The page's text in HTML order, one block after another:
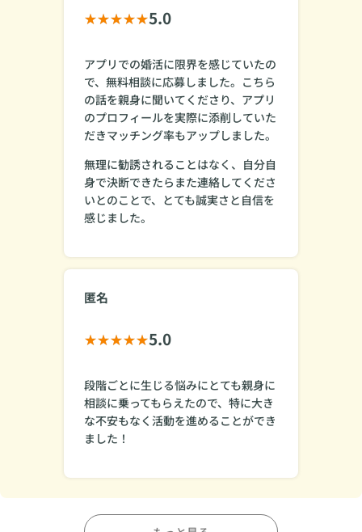
5.0
アプリでの婚活に限界を感じていたの
で、無料相談に応募しました。こちら
の話を親身に聞いてくださり、アプリ
のプロフィールを実際に添削していた
だきマッチング率もアップしました。
無理に勧誘されることはなく、自分自
身で決断できたらまた連絡してくださ
いとのことで、とても誠実さと自信を
感じました。
匿名
5.0
段階ごとに生じる悩みにとても親身に
相談に乗ってもらえたので、特に大き
な不安もなく活動を進めることができ
ました！